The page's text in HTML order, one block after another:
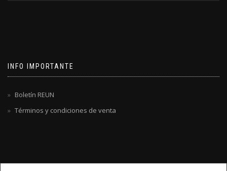
INFO IMPORTANTE
Boletín REUN
Términos y condiciones de venta